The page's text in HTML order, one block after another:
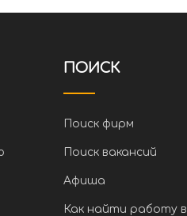
ПОИСК
Поиск фирм
Поиск вакансий
Афиша
Как найти работу в